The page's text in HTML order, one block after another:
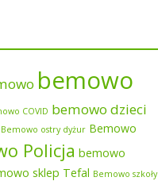
bemowo
COVID bemowo dzieci
Bemowo ostry dyżur Bemowo
Policja bemowo
sklep Tefal Bemowo szkoły